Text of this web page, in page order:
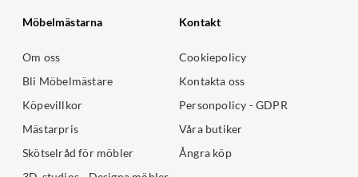
Möbelmästarna
Om oss
Bli Möbelmästare
Köpevillkor
Mästarpris
Skötselråd för möbler
Kontakt
Cookiepolicy
Kontakta oss
Personpolicy - GDPR
Våra butiker
Ångra köp